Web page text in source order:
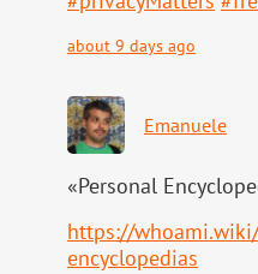
about 9 days ago
Emanuele
«Personal
https://
encyclopedias